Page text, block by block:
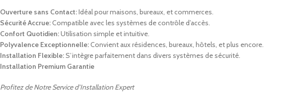
Ouverture sans Contact:Idéal pour maisons, bureaux, et commerces.
Sécurité Accrue:Compatible avec les systèmes de contrôle d’accès.
Confort Quotidien:Utilisation simple et intuitive.
Polyvalence Exceptionnelle:Convient aux résidences, bureaux, hôtels, et plus encore.
Installation Flexible:S’intègre parfaitement dans divers systèmes de sécurité.
Installation Premium Garantie
Profitez de Notre Service d’Installation Expert